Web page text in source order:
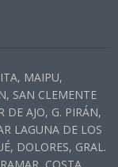
MAIPU,
SAN CLEMENTE
DE AJO, G. PIRÁN,
LAGUNA DE LOS
DOLORES, GRAL.